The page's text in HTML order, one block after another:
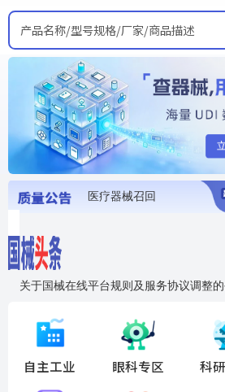
产品名称/型号规格/厂家/商品描述
医疗器械召回
关于国械在线平台规则及服务协议调整
国药创研AED开启全国招商
自主工业 眼科专区 科